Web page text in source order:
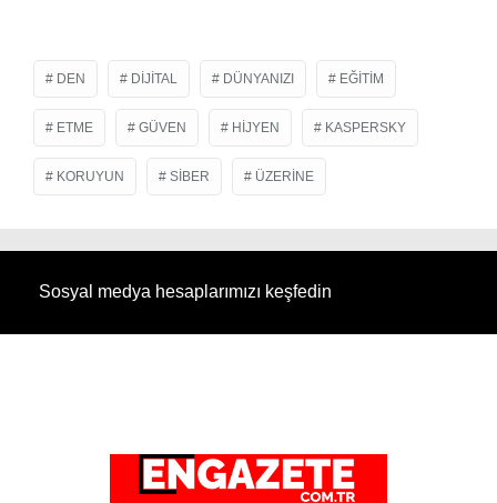
DEN DIJITAL DÜNYANIZI EĞITIM
ETME GÜVEN HIJYEN KASPERSKY
KORUYUN SIBER ÜZERINE
Sosyal medya hesaplarımızı keşfedin